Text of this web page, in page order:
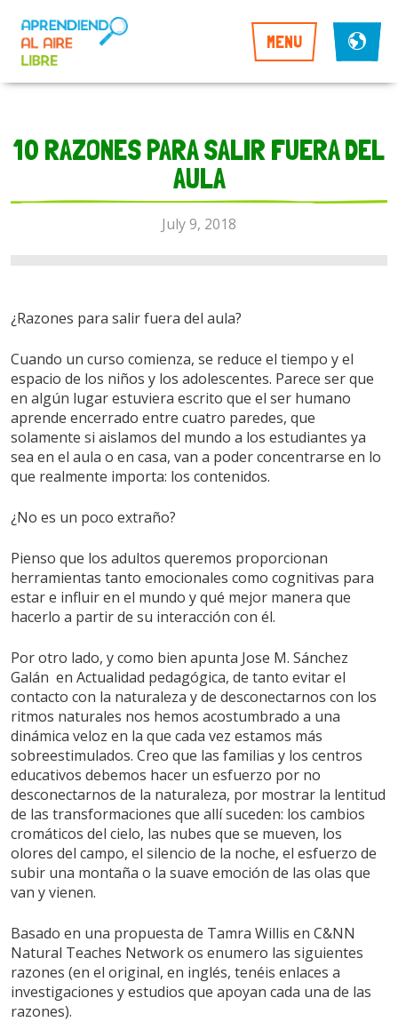
MENU
10 RAZONES PARA SALIR FUERA DEL
AULA
July 9, 2018
¿Razones para salir fuera del aula?
Cuando un curso comienza, se reduce el tiempo y el
espacio de los niños y los adolescentes. Parece ser que
en algún lugar estuviera escrito que el ser humano
aprende encerrado entre cuatro paredes, que
solamente si aislamos del mundo a los estudiantes ya
sea en el aula o en casa, van a poder concentrarse en lo
que realmente importa: los contenidos.
¿No es un poco extraño?
Pienso que los adultos queremos proporcionan
herramientas tanto emocionales como cognitivas para
estar e influir en el mundo y qué mejor manera que
hacerlo a partir de su interacción con él.
Por otro lado, y como bien apunta Jose M. Sánchez
Galán en Actualidad pedagógica, de tanto evitar el
contacto con la naturaleza y de desconectarnos con los
ritmos naturales nos hemos acostumbrado a una
dinámica veloz en la que cada vez estamos más
sobreestimulados. Creo que las familias y los centros
educativos debemos hacer un esfuerzo por no
desconectarnos de la naturaleza, por mostrar la lentitud
de las transformaciones que allí suceden: los cambios
cromáticos del cielo, las nubes que se mueven, los
olores del campo, el silencio de la noche, el esfuerzo de
subir una montaña o la suave emoción de las olas que
van y vienen.
Basado en una propuesta de Tamra Willis en C&NN
Natural Teaches Network os enumero las siguientes
razones (en el original, en inglés, tenéis enlaces a
investigaciones y estudios que apoyan cada una de las
razones).